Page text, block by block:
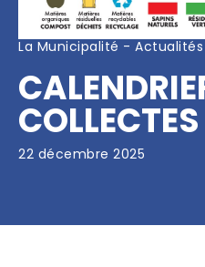
La Municipalité -
22 décembre 2025